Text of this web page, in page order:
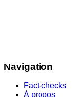
Navigation
Fact-checks
À propos